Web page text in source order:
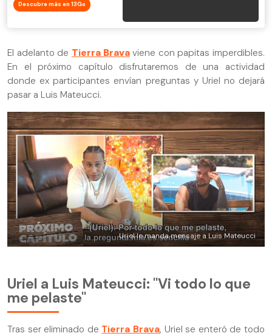
Descubre más en 13Go
El adelanto de Tierra Bravaviene con papitas imperdibles.
En el próximo capítulo disfrutaremos de una actividad
donde ex participantes envían preguntas y Uriel no dejará
pasar a Luis Mateucci.
Uriel le manda mensaje a Luis Mateucci
Uriel a Luis Mateucci: "Vi todo lo que
me pelaste"
Tras ser eliminado de Tierra Brava, Uriel se enteró de todo